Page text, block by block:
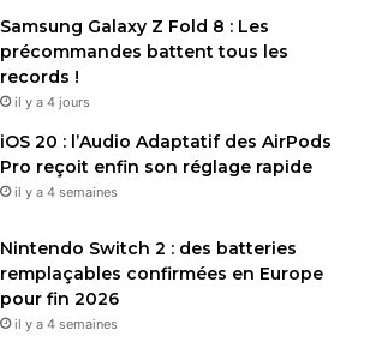
Samsung Galaxy Z Fold 8 : Les
précommandes battent tous les
records !
il y a 4 jours
iOS 20 : l’Audio Adaptatif des AirPods
Pro reçoit enfin son réglage rapide
il y a 4 semaines
Nintendo Switch 2 : des batteries
remplaçables confirmées en Europe
pour fin 2026
il y a 4 semaines